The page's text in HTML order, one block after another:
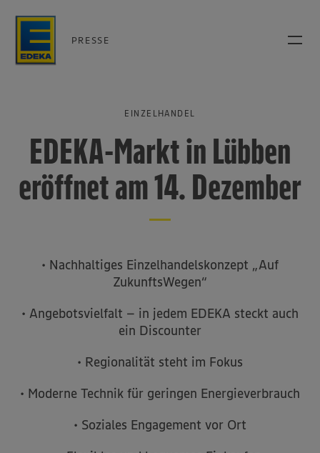
PRESSE
EINZELHANDEL
EDEKA-Markt in Lübben
eröffnet am 14. Dezember
• Nachhaltiges Einzelhandelskonzept „Auf
ZukunftsWegen“
• Angebotsvielfalt – in jedem EDEKA steckt auch
ein Discounter
• Regionalität steht im Fokus
• Moderne Technik für geringen Energieverbrauch
• Soziales Engagement vor Ort